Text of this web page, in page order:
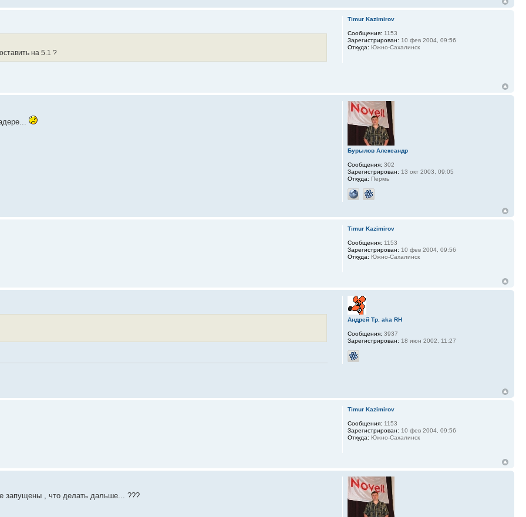
на 5.1 ?
Timur Kazimirov
Сообщения: 1153
Зарегистрирован: 10 фев 2004, 09:56
Откуда: Южно-Сахалинск
Бурылов Александр
Сообщения: 302
Зарегистрирован: 13 окт 2003, 09:05
Откуда: Пермь
Timur Kazimirov
Сообщения: 1153
Зарегистрирован: 10 фев 2004, 09:56
Откуда: Южно-Сахалинск
Андрей Тр. aka RH
Сообщения: 3937
Зарегистрирован: 18 июн 2002, 11:27
Timur Kazimirov
Сообщения: 1153
Зарегистрирован: 10 фев 2004, 09:56
Откуда: Южно-Сахалинск
запущены , что делать дальше... ???